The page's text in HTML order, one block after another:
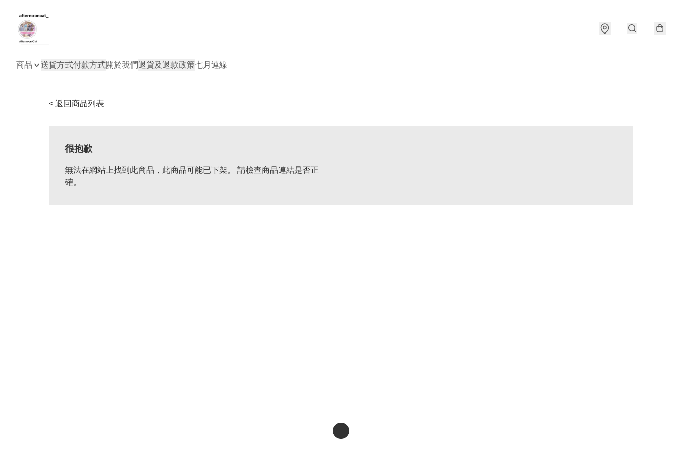
商品 送貨方式付款方式關於我們退貨及退款政策七月連線
< 返回商品列表
很抱歉
無法在網站上找到此商品，此商品可能已下架。 請檢查商品連結是否正
確。